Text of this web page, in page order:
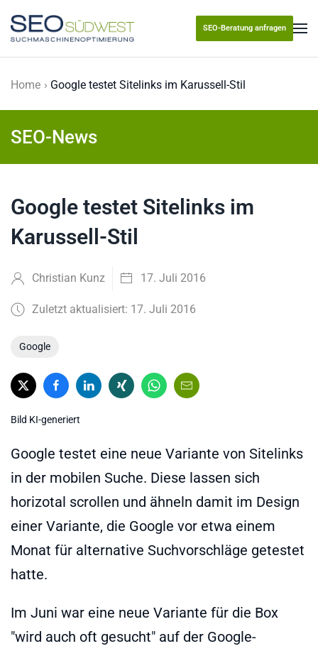
Skip to main content
SEO-Beratung anfragen
Home Google testet Sitelinks im Karussell-Stil
SEO-News
Google testet Sitelinks im
Karussell-Stil
Christian Kunz 17. Juli 2016
Zuletzt aktualisiert: 17. Juli 2016
Google
Bild KI-generiert
Google testet eine neue Variante von Sitelinks
in der mobilen Suche. Diese lassen sich
horizotal scrollen und ähneln damit im Design
einer Variante, die Google vor etwa einem
Monat für alternative Suchvorschläge getestet
hatte.
Im Juni war eine neue Variante für die Box
"wird auch oft gesucht" auf der Google-